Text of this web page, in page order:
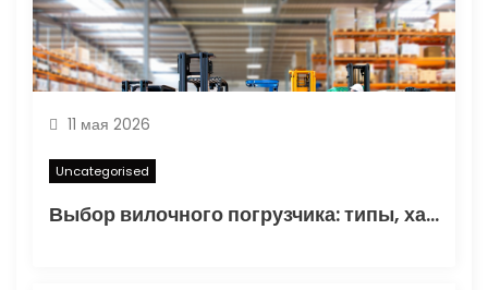
я
м
11 мая 2026
Uncategorised
Выбор вилочного погрузчика: типы, характеристики и области применения